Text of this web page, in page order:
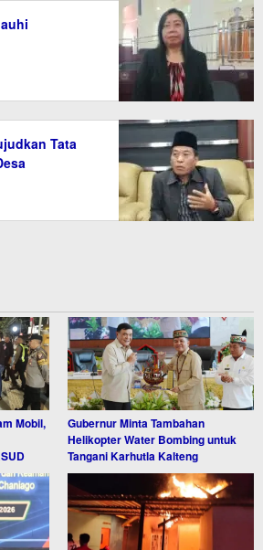
Tata
Mobil,
Gubernur Minta Tambahan
Helikopter Water Bombing untuk
Tangani Karhutla Kalteng